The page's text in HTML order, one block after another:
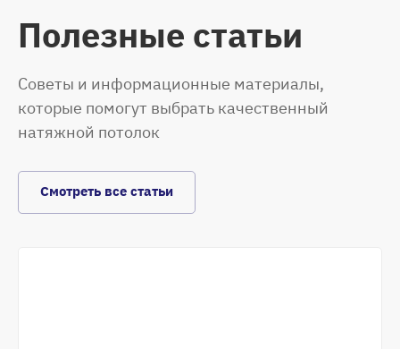
Полезные статьи
Советы и информационные материалы,
которые помогут выбрать качественный
натяжной потолок
Смотреть все статьи